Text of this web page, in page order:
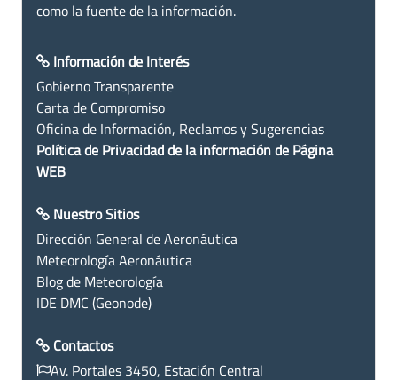
como la fuente de la información.
Información de Interés
Gobierno Transparente
Carta de Compromiso
Oficina de Información, Reclamos y Sugerencias
Política de Privacidad de la información de Página
WEB
Nuestro Sitios
Dirección General de Aeronáutica
Meteorología Aeronáutica
Blog de Meteorología
IDE DMC (Geonode)
Contactos
Av. Portales 3450, Estación Central